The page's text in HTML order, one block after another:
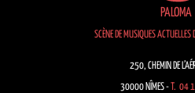
PALOMA
SCÈNE DE MUSIQUES ACTUELLES
250, CHEMIN DE
30000 NÎMES -T. 04